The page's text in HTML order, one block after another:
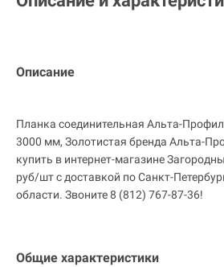
Описание
Планка соединительная Альта-
3000 мм, Золотистая бренда Альта-
купить в интернет-магазине
руб/шт с доставкой по Санкт-
области. Звоните 8 (812) 767-87-36!
Общие характеристики